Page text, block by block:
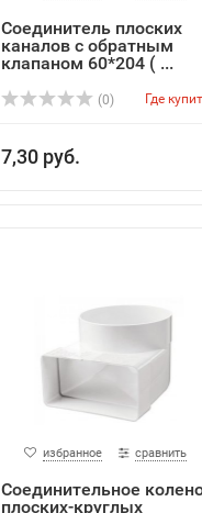
Соединитель плоских
каналов с обратным
клапаном 60*204 ( ...
(0) Где
7,30 руб.
избранное сравнить
Соединительное
плоских-круглых